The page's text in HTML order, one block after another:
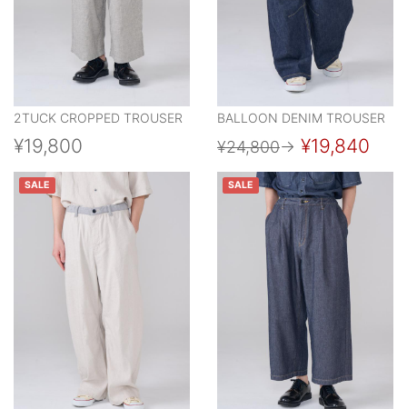
2TUCK CROPPED TROUSER
¥19,800
BALLOON DENIM TROUSER
¥24,800→ ¥19,840
SALE SALE